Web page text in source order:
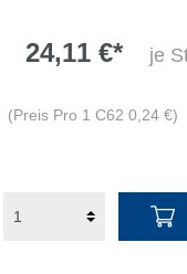
24,11 €* je
(Preis Pro 1 C62 0,24 €)